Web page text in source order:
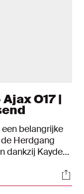
O17 |
belangrijke
Herdgang
dankzij Kayden